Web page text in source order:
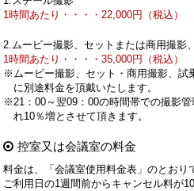
1時間あたり・・・・22,000円（税込）
2.ムービー撮影、セットまたは商用撮影
1時間あたり・・・・35,000円（税込）
※ムービー撮影、セット・商用撮影、試
に別途料金を頂戴いたします。
※21：00～翌09：00の時間帯での撮影
れ10％増とさせて頂きます。
控室又は会議室の料金
料金は、「会議室使用料金表」のとおり
ご利用日の1週間前からキャンセル料が